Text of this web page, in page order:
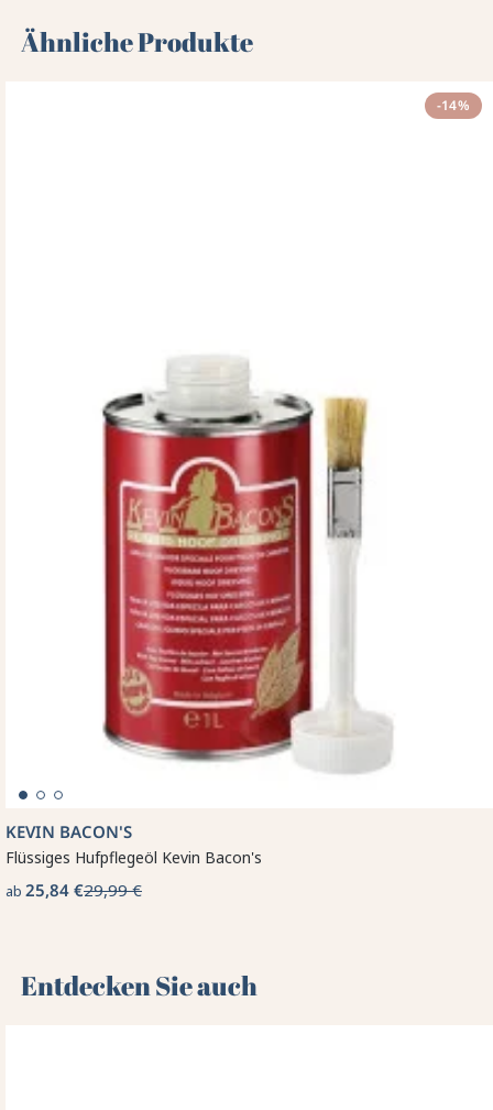
Ähnliche Produkte
-14%
KEVIN BACON'S
Flüssiges Hufpflegeöl Kevin Bacon's
ab 25,84 €29,99 €
Entdecken Sie auch 🌻